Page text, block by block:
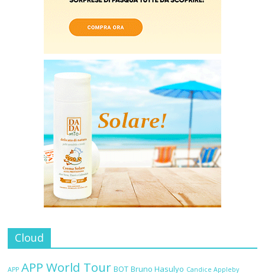
Cloud
APP APP World Tour BOT Bruno Hasulyo Candice Appleby